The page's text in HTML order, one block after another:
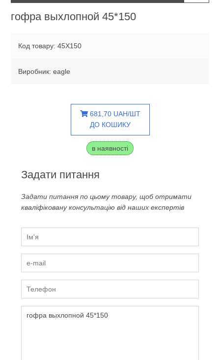
гофра выхлопной 45*150
Код товару: 45X150
Виробник: eagle
681,70 UAH/ШТ
ДО КОШИКУ
в наявності
Задати питання
Задати питання по цьому товару, щоб отримати
кваліфіковану консультацію від наших експертів